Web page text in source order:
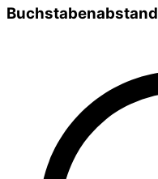
Buchstabenabstand